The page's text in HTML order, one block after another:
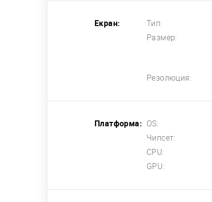
Екран: Тип:
Размер:
Резолюция:
Платформа: OS:
Чипсет:
CPU:
GPU: